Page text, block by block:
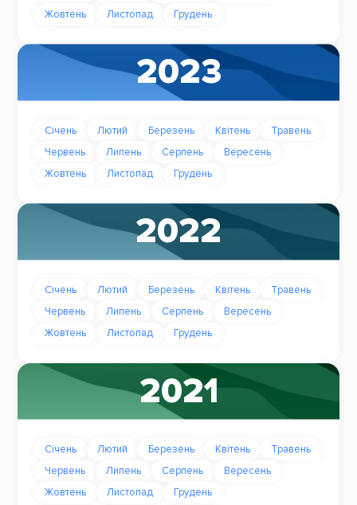
Жовтень
Листопад Грудень
2023
Січень Лютий Березень Квітень
Травень
Червень
Липень Серпень
Вересень
Жовтень
Листопад Грудень
2022
Січень Лютий Березень Квітень
Травень
Червень
Липень Серпень
Вересень
Жовтень
Листопад Грудень
2021
Січень Лютий Березень Квітень
Травень
Червень
Липень Серпень
Вересень
Жовтень
Листопад Грудень